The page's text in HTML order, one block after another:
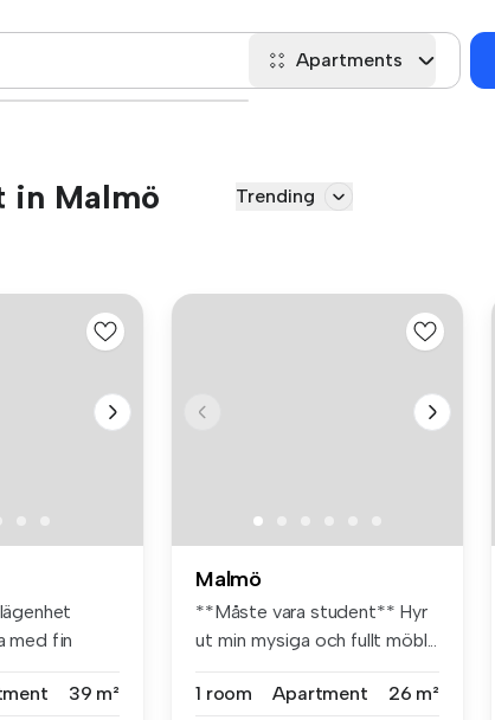
Apartments
in Malmö Trending
med fin
39 m²
Malmö
**Måste vara student** Hyr
ut min mysiga och fullt möbl...
1 room Apartment 26 m²